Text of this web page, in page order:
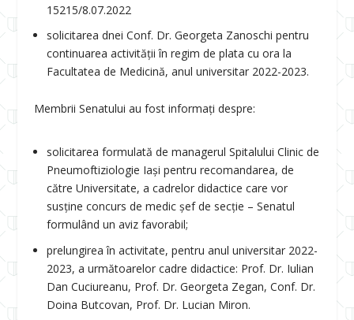
15215/8.07.2022
solicitarea dnei Conf. Dr. Georgeta Zanoschi pentru
continuarea activității în regim de plata cu ora la
Facultatea de Medicină, anul universitar 2022-2023.
Membrii Senatului au fost informați despre:
solicitarea formulată de managerul Spitalului Clinic de
Pneumoftiziologie Iași pentru recomandarea, de
către Universitate, a cadrelor didactice care vor
susține concurs de medic șef de secție – Senatul
formulând un aviz favorabil;
prelungirea în activitate, pentru anul universitar 2022-
2023, a următoarelor cadre didactice: Prof. Dr. Iulian
Dan Cuciureanu, Prof. Dr. Georgeta Zegan, Conf. Dr.
Doina Butcovan, Prof. Dr. Lucian Miron.